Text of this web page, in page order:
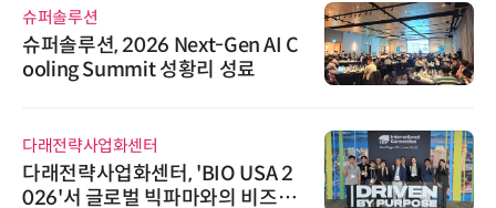
슈퍼솔루션
슈퍼솔루션, 2026 Next-Gen AI C
ooling Summit 성황리 성료
다래전략사업화센터
다래전략사업화센터, 'BIO USA 2
026'서 글로벌 빅파마와의 비즈니